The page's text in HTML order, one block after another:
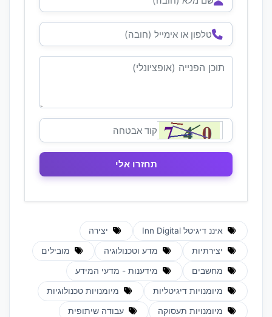
איננ דיגיטל Inn Digital יצירה
יצירתיות מדע וטכנולוגיה מובילים
מחשבים מידענות - מדעי המידע
מיומנויות דיגיטליות מיומנויות טכנולוגיות
מיומנויות תעסוקה עבודה שיתופית